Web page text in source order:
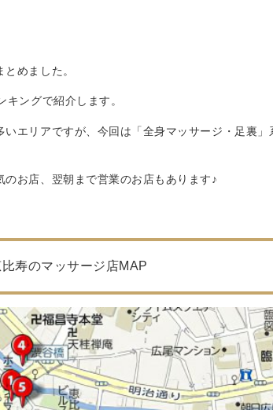
めました。
キングで紹介します。
エリアですが、今回は「全身マッサージ・足裏」
お店、翌朝まで営業のお店もあります♪
寿のマッサージ店MAP